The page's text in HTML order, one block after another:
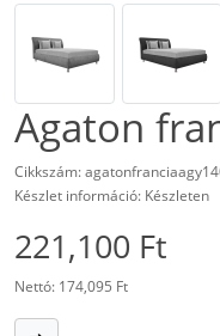
Agaton
Cikkszám:
Készlet információ: Készleten
221,100 Ft
Nettó: 174,095 Ft